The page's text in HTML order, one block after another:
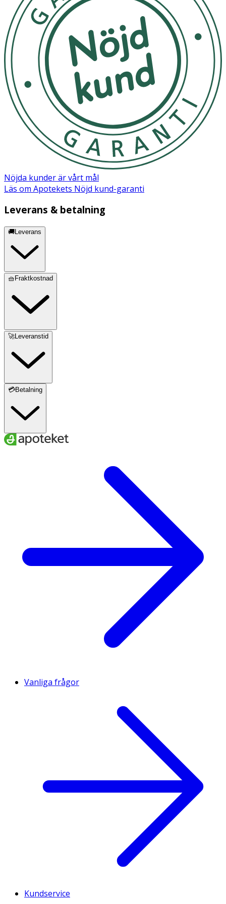
Nöjda kunder är vårt mål
Läs om Apotekets Nöjd kund-garanti
Leverans & betalning
🚚Leverans
🧺Fraktkostnad
🚀Leveranstid
💳Betalning
Vanliga frågor
Kundservice